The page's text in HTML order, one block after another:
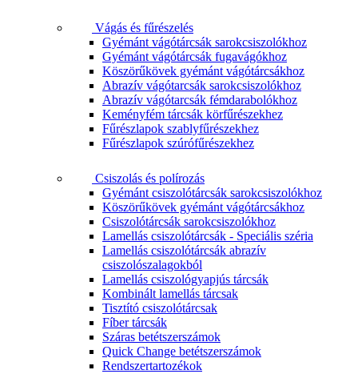
Vágás és fűrészelés
Gyémánt vágótárcsák sarokcsiszolókhoz
Gyémánt vágótárcsák fugavágókhoz
Köszörűkövek gyémánt vágótárcsákhoz
Abrazív vágótarcsák sarokcsiszolókhoz
Abrazív vágótarcsák fémdarabolókhoz
Keményfém tárcsák körfűrészekhez
Fűrészlapok szablyfűrészekhez
Fűrészlapok szúrófűrészekhez
Csiszolás és polírozás
Gyémánt csiszolótárcsák sarokcsiszolókhoz
Köszörűkövek gyémánt vágótárcsákhoz
Csiszolótárcsák sarokcsiszolókhoz
Lamellás csiszolótárcsák - Speciális széria
Lamellás csiszolótárcsák abrazív
csiszolószalagokból
Lamellás csiszológyapjús tárcsák
Kombinált lamellás tárcsak
Tisztító csiszolótárcsak
Fíber tárcsák
Száras betétszerszámok
Quick Change betétszerszámok
Rendszertartozékok